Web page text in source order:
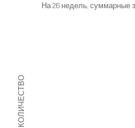
КОЛИЧЕСТВО
На 26 недель, суммарные